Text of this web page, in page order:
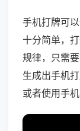
手机打牌可
十分简单，
规律，只需
生成出手机
或者使用手